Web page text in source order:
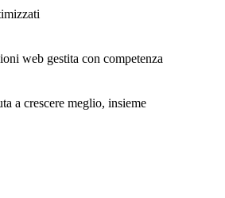
web gestita con competenza
a crescere meglio, insieme